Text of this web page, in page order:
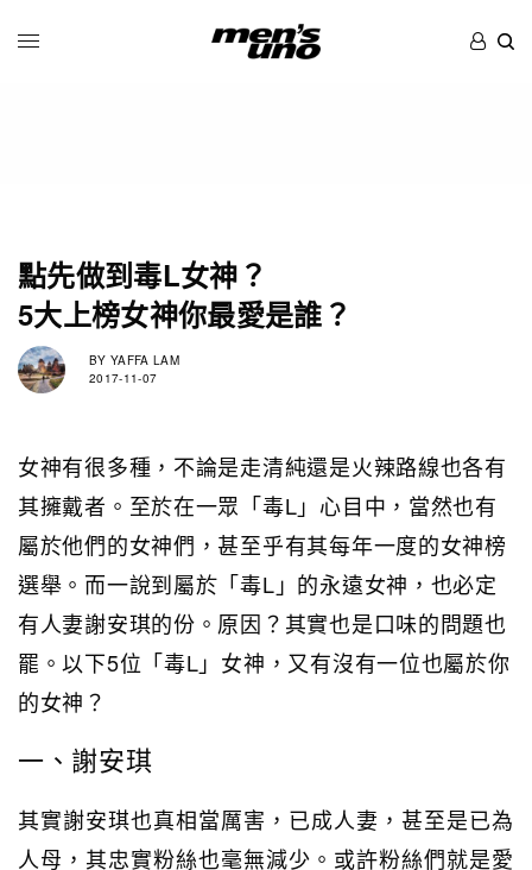
點先做到毒L女神？
5大上榜女神你最愛是誰？
BY YAFFA LAM
2017-11-07
女神有很多種，不論是走清純還是火辣路線也各有
其擁戴者。至於在一眾「毒L」心目中，當然也有
屬於他們的女神們，甚至乎有其每年一度的女神榜
選舉。而一說到屬於「毒L」的永遠女神，也必定
有人妻謝安琪的份。原因？其實也是口味的問題也
罷。以下5位「毒L」女神，又有沒有一位也屬於你
的女神？
一、謝安琪
其實謝安琪也真相當厲害，已成人妻，甚至是已為
人母，其忠實粉絲也毫無減少。或許粉絲們就是愛